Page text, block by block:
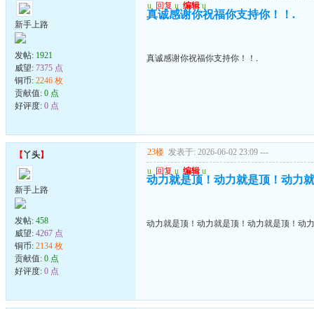
新手上路
发帖: 1921
威望: 7375 点
铜币: 2246 枚
贡献值: 0 点
好评度: 0 点
u 回复 u 编辑 u
真诚感谢你祝福你支持你！！.
真诚感谢你祝福你支持你！！.
【丫头】
新手上路
发帖: 458
威望: 4267 点
铜币: 2134 枚
贡献值: 0 点
好评度: 0 点
23楼 发表于: 2026-06-02 23:09 ---
u 回复 u 编辑 u
动力就是顶！动力就是顶！动力
动力就是顶！动力就是顶！动力就是顶！动